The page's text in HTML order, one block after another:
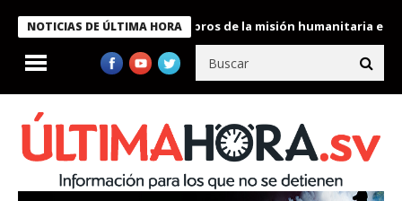
NOTICIAS DE ÚLTIMA HORA
Bukele condecora a miembros de la misión humanitaria enviada